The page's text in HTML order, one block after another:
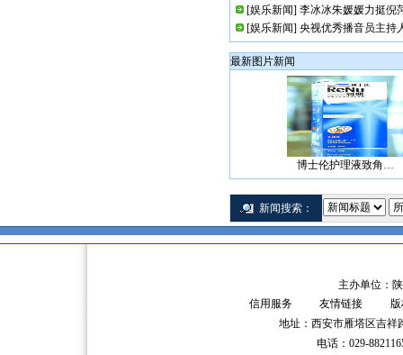
[娱乐新闻] 李冰冰朱媛媛力挺倪
[娱乐新闻] 央视优秀播音员主持
最新图片新闻
博士伦护理液致角…
新闻搜索：
主办单位：
信用服务
友情链接
版
地址：西安市雁塔区吉祥
电话：029-